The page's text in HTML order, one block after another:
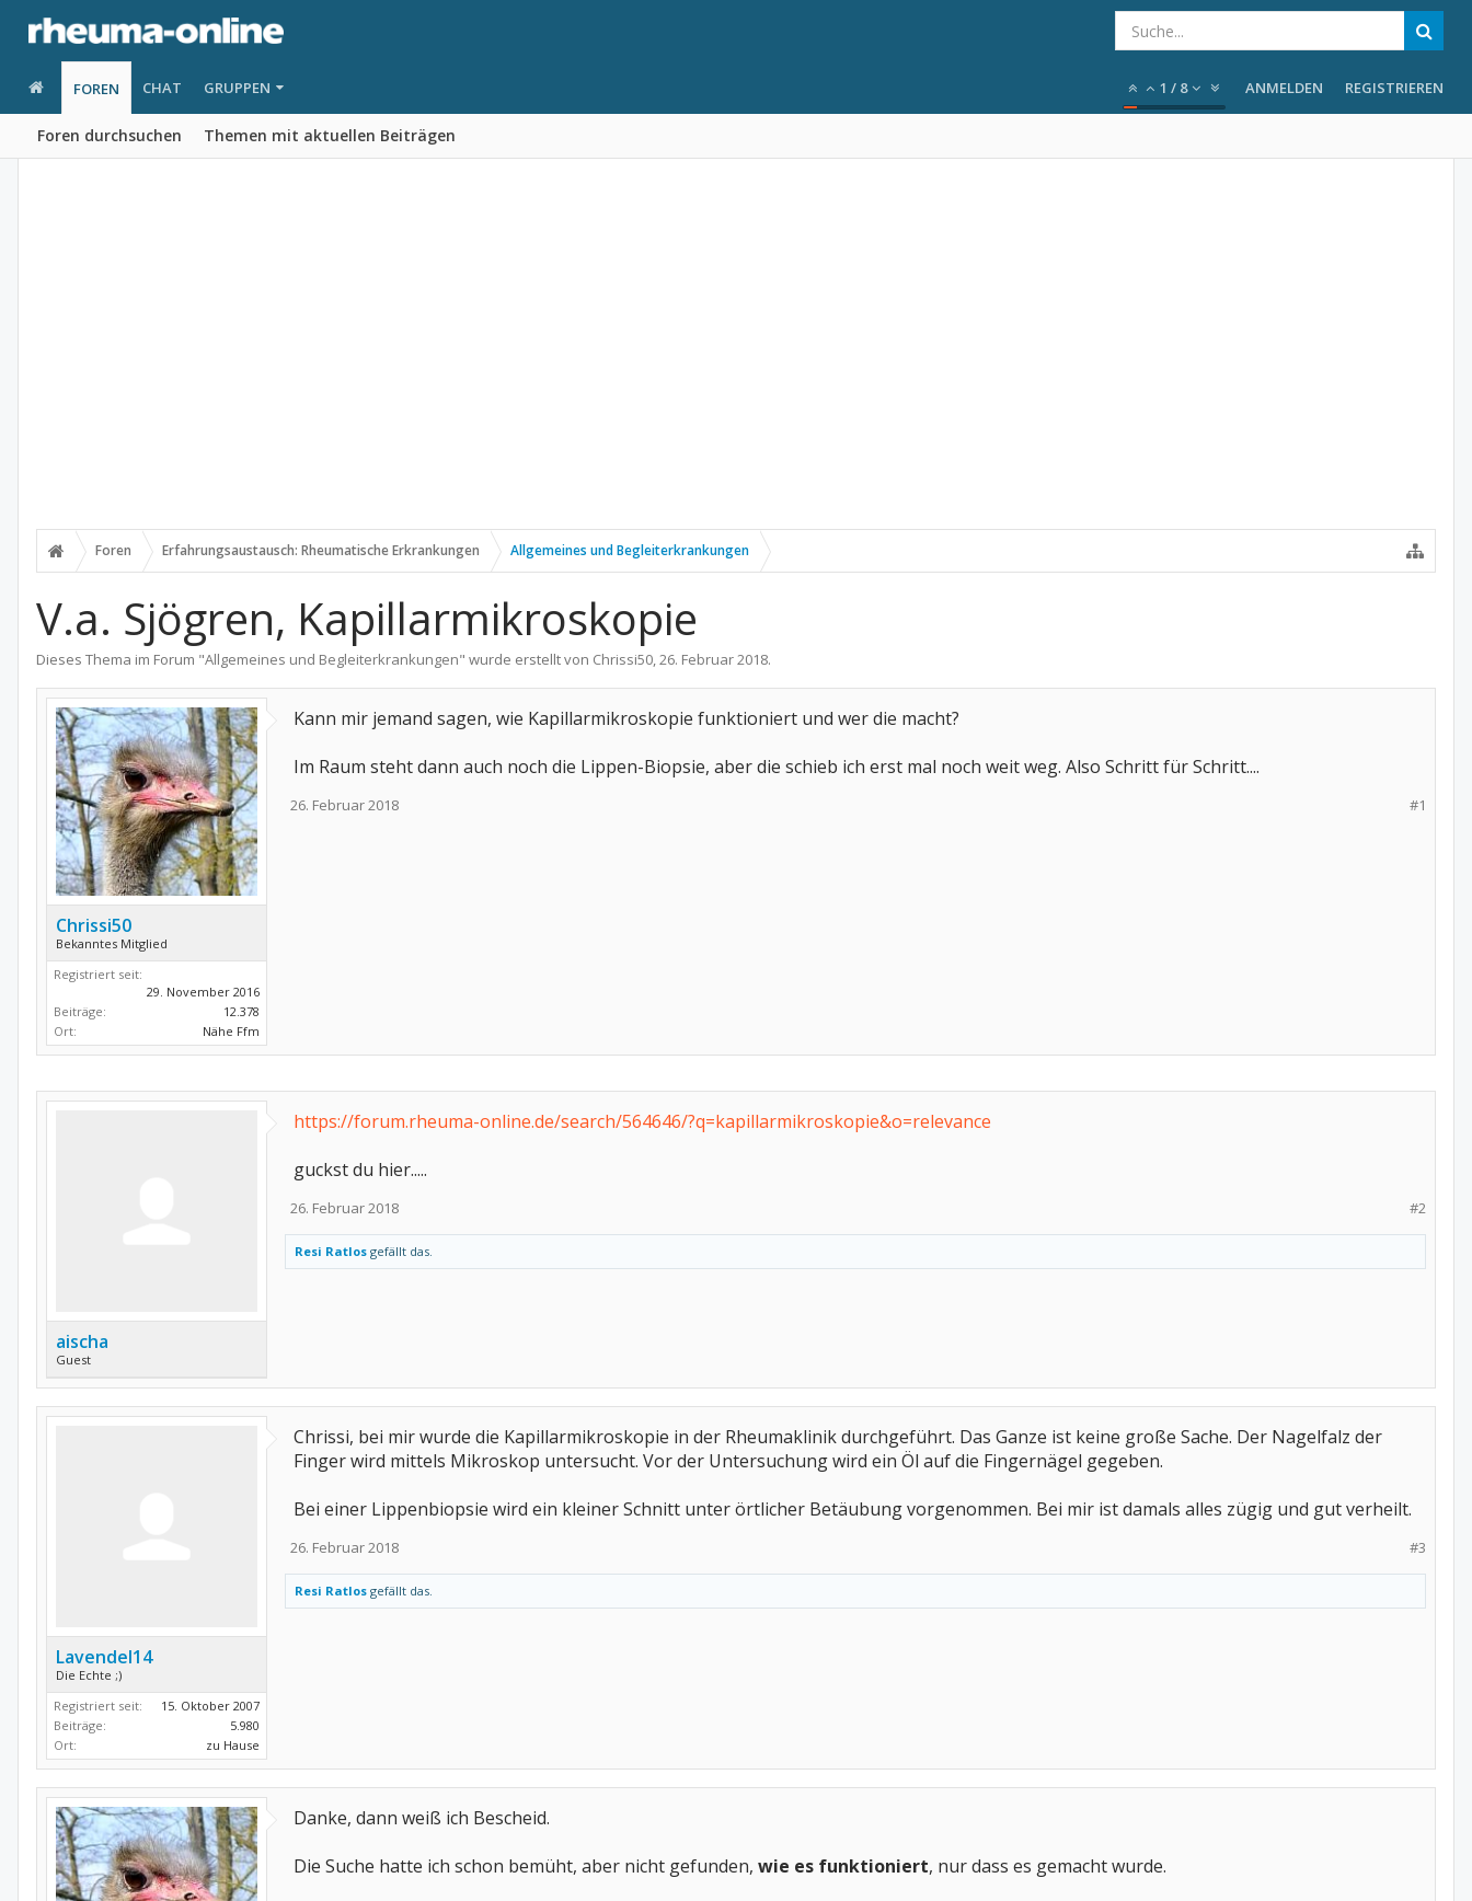
FOREN
Foren durchsuchen Themen mit aktuellen Beiträgen
CHAT GRUPPEN 1 / 8 ANMELDEN REGISTRIEREN
Foren Erfahrungsaustausch: Rheumatische Erkrankungen Allgemeines und Begleiterkrankungen
V.a. Sjögren, Kapillarmikroskopie
Dieses Thema im Forum "Allgemeines und Begleiterkrankungen" wurde erstellt von Chrissi50,26. Februar 2018.
Chrissi50
Bekanntes Mitglied
Registriert seit:
29. November 2016
Beiträge:
12.378
Ort:
Nähe Ffm
Kann mir jemand sagen, wie Kapillarmikroskopie funktioniert und wer die macht?
Im Raum steht dann auch noch die Lippen-Biopsie, aber die schieb ich erst mal noch weit weg. Also Schritt für Schritt....
#1
26. Februar 2018
aischa
Guest
https://forum.rheuma-online.de/search/564646/?q=kapillarmikroskopie&o=relevance
guckst du hier.....
#2
26. Februar 2018
Resi Ratlos gefällt das.
Lavendel14
Die Echte ;)
Registriert seit:
15. Oktober 2007
Beiträge:
5.980
Ort:
zu Hause
Chrissi, bei mir wurde die Kapillarmikroskopie in der Rheumaklinik durchgeführt. Das Ganze ist keine große Sache. Der Nagelfalz der
Finger wird mittels Mikroskop untersucht. Vor der Untersuchung wird ein Öl auf die Fingernägel gegeben.
Bei einer Lippenbiopsie wird ein kleiner Schnitt unter örtlicher Betäubung vorgenommen. Bei mir ist damals alles zügig und gut verheilt.
#3
26. Februar 2018
Resi Ratlos gefällt das.
Danke, dann weiß ich Bescheid.
Die Suche hatte ich schon bemüht, aber nicht gefunden, wie es funktioniert, nur dass es gemacht wurde.